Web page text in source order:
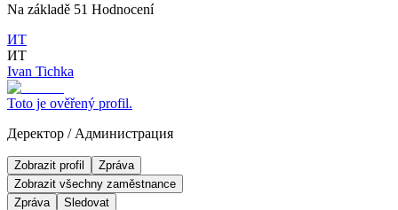
Na základě 51 Hodnocení
ИТ
ИТ
Ivan Tichka
Toto je ověřený profil.
Деректор / Администрация
Zobrazit profil
Zpráva
Zobrazit všechny zaměstnance
Zpráva
Sledovat